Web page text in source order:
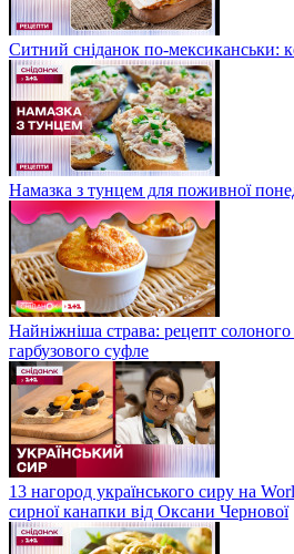
Ситний сніданок по-мексиканськи:
Намазка з тунцем для поживної
Найніжніша страва: рецепт солоного
гарбузового суфле
13 нагород українського сиру на
сирної канапки від Оксани Чернової